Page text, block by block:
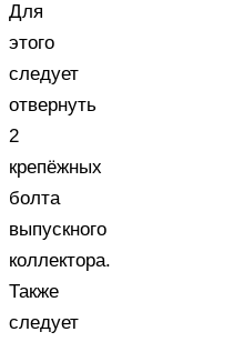
Для
этого
следует
отвернуть
2
крепёжных
болта
выпускного
коллектора.
Также
следует